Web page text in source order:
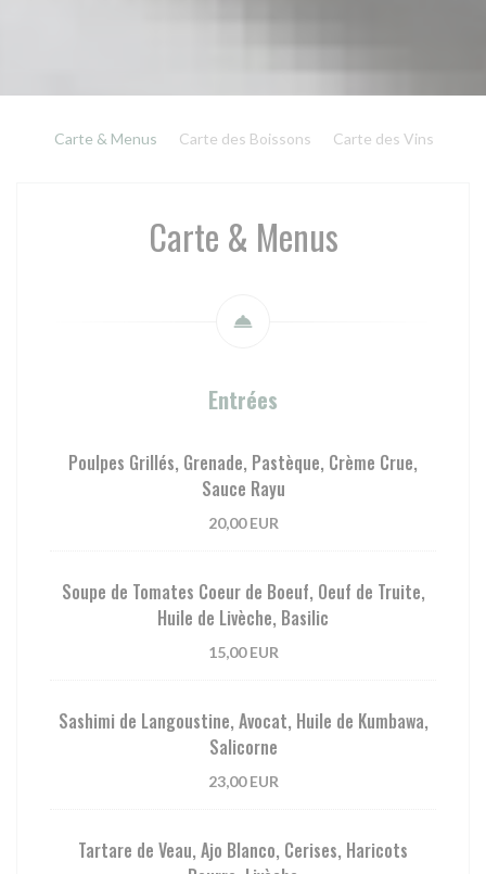
Carte & Menus Carte des Boissons Carte des Vins
Carte & Menus
Entrées
Poulpes Grillés, Grenade, Pastèque, Crème Crue,
Sauce Rayu
20,00 EUR
Soupe de Tomates Coeur de Boeuf, Oeuf de Truite,
Huile de Livèche, Basilic
15,00 EUR
Sashimi de Langoustine, Avocat, Huile de Kumbawa,
Salicorne
23,00 EUR
Tartare de Veau, Ajo Blanco, Cerises, Haricots